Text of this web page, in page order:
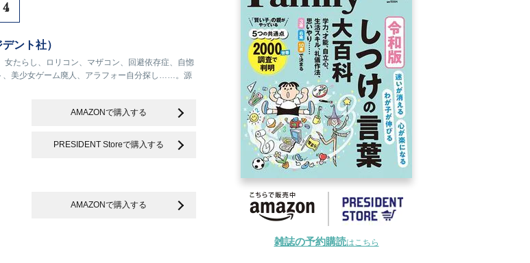
4
ント社）
女たらし、ロリコン、マザコン、回避依存症、自惚
、美少女ゲーム廃人、アラフォー自分探し……。源
AMAZONで購入する
PRESIDENT Storeで購入する
AMAZONで購入する
雑誌の予約購読はこちら